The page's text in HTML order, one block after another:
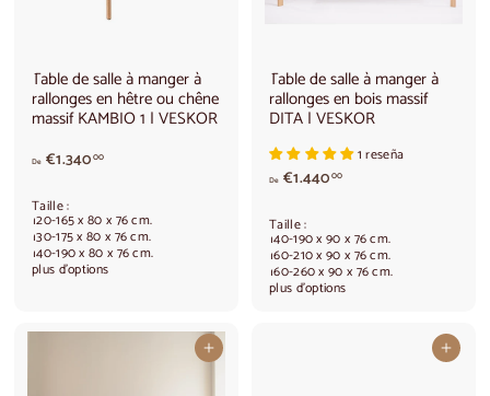
0
Table de salle à manger à
rallonges en hêtre ou chêne
massif KAMBIO 1 | VESKOR
De €1.34000A
r
t
r
€
Taille :
120-165 x 80 x 76 cm.
130-175 x 80 x 76 cm.
140-190 x 80 x 76 cm.
plus d'options
Table de salle à manger à
rallonges en bois massif
DITA | VESKOR
1 reseña
De €1.44000A
r
t
i
r
Taille :
140-190 x 90 x 76 cm.
160-210 x 90 x 76 cm.
160-260 x 90 x 76 cm.
plus d'options
Ajouter au panier Ajouter au panier